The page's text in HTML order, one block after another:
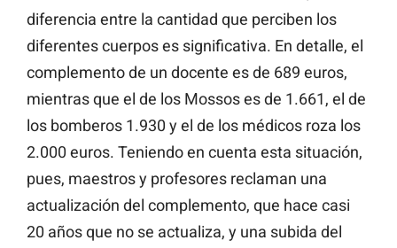
diferencia entre la cantidad que perciben los
diferentes cuerpos es significativa. En detalle, el
complemento de un docente es de 689 euros,
mientras que el de los Mossos es de 1.661, el de
los bomberos 1.930 y el de los médicos roza los
2.000 euros. Teniendo en cuenta esta situación,
pues, maestros y profesores reclaman una
actualización del complemento, que hace casi
20 años que no se actualiza, y una subida del